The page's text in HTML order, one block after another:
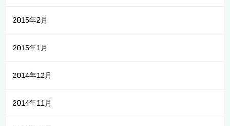
2015年2月
2015年1月
2014年12月
2014年11月